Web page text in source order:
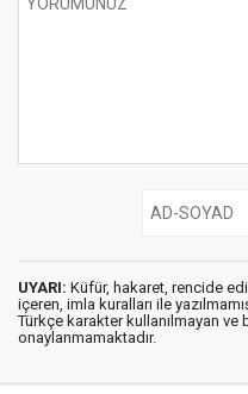
UYARI: Küfür, hakaret, rencide
içeren, imla kuralları ile
Türkçe karakter kullanılmayan ve
onaylanmamaktadır.